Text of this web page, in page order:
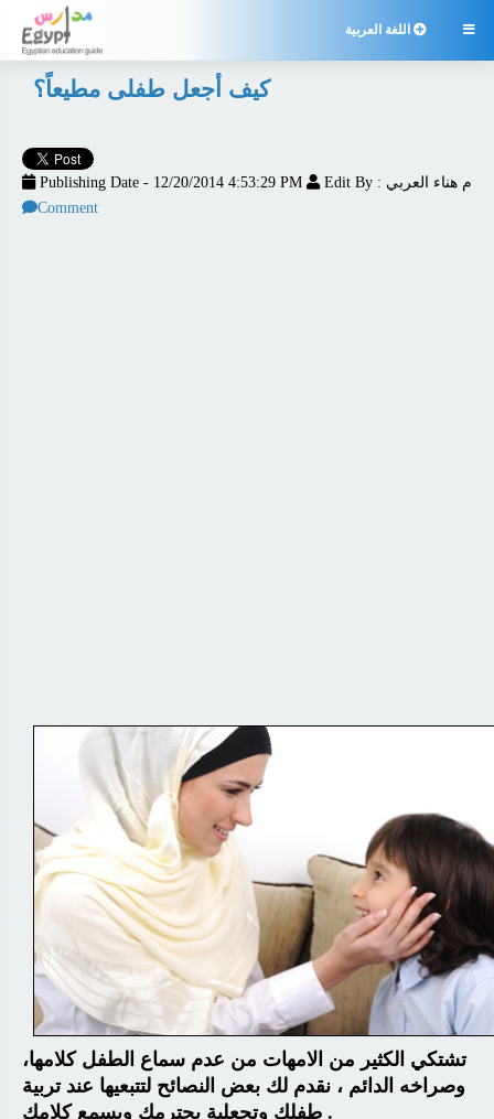
 اللغة العربية
كيف أجعل طفلى مطيعاً؟
Publishing Date - 12/20/2014 4:53:29 PM
Edit By : م هناء العربي
Comment
تشتكي الكثير من الامهات من عدم سماع الطفل كلامها،
وصراخه الدائم ، نقدم لك بعض النصائح لتتبعيها عند تربية
.